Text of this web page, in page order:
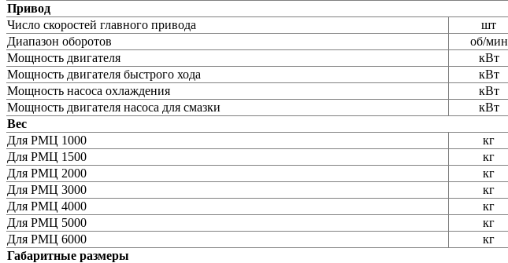
Привод
Число скоростей главного привода
шт
Диапазон оборотов
об/мин
Мощность двигателя
кВт
Мощность двигателя быстрого хода
кВт
Мощность насоса охлаждения
кВт
Мощность двигателя насоса для смазки
кВт
Вес
Для РМЦ 1000
кг
Для РМЦ 1500
кг
Для РМЦ 2000
кг
Для РМЦ 3000
кг
Для РМЦ 4000
кг
Для РМЦ 5000
кг
Для РМЦ 6000
кг
Габаритные размеры